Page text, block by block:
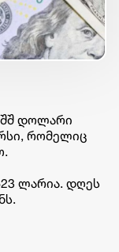
დოლარი
რომელიც
ლარია. დღეს